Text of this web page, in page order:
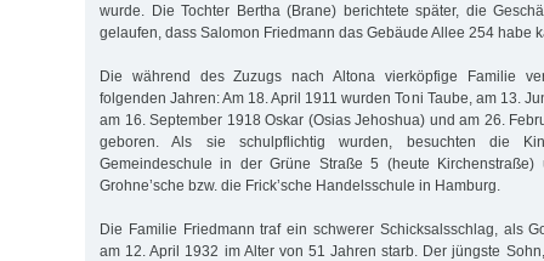
wurde. Die Tochter Bertha (Brane) berichtete später, die
gelaufen, dass Salomon Friedmann das Gebäude Allee 254 habe
Die während des Zuzugs nach Altona vierköpfige Familie
folgenden Jahren: Am 18. April 1911 wurden Toni Taube, am 13.
am 16. September 1918 Oskar (Osias Jehoshua) und am 26.
geboren. Als sie schulpflichtig wurden, besuchten die
Gemeindeschule in der Grüne Straße 5 (heute
Grohne’sche bzw. die Frick’sche Handelsschule in Hamburg.
Die Familie Friedmann traf ein schwerer Schicksalsschlag, als
am 12. April 1932 im Alter von 51 Jahren starb. Der jüngste